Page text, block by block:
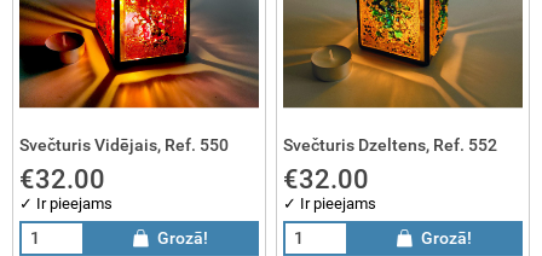
Svečturis Vidējais, Ref. 550
€32.00
✓ Ir pieejams
Grozā!
Svečturis Dzeltens, Ref. 552
€32.00
✓ Ir pieejams
Grozā!